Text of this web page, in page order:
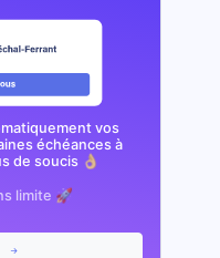
vos
échéances à
de soucis 👌🏼
limite 🚀